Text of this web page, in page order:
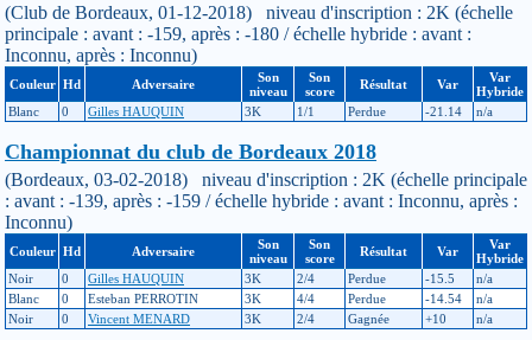
(Club de Bordeaux, 01-12-2018) niveau d'inscription : 2K (échelle
principale : avant : -159, après : -180 / échelle hybride : avant :
Inconnu, après : Inconnu)
Couleur Hd Adversaire
Son
niveau
Son
score
Résultat Var
Var
Hybride
Blanc
0 Gilles HAUQUIN 3K 1/1 Perdue -21.14 n/a
Championnat du club de Bordeaux 2018
(Bordeaux, 03-02-2018) niveau d'inscription : 2K (échelle principale
: avant : -139, après : -159 / échelle hybride : avant : Inconnu, après :
Inconnu)
Couleur Hd Adversaire
Son
niveau
Son
score
Résultat Var
Var
Hybride
Noir
0 Gilles HAUQUIN 3K 2/4 Perdue -15.5
n/a
Blanc
0 Esteban PERROTIN 3K 4/4 Perdue -14.54
n/a
Noir
0 Vincent MENARD 3K 2/4 Gagnée +10 n/a